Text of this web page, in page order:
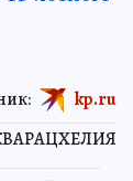
kp.ru